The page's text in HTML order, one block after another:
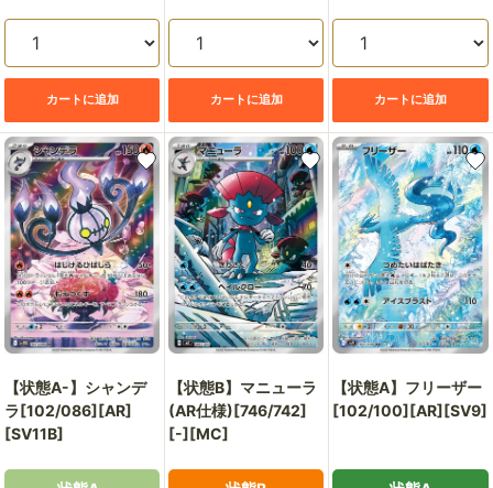
格
カートに追加
格
カートに追加
格
カートに追加
【状態A-】シャンデ
ラ[102/086][AR]
[SV11B]
【状態B】マニューラ
(AR仕様)[746/742]
[-][MC]
【状態A】フリーザー
[102/100][AR][SV9]